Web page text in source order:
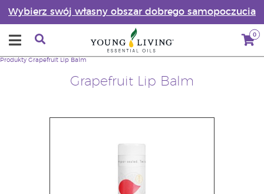
Wybierz swój własny obszar dobrego samopoczucia
0
Grapefruit Lip Balm
Produkty Grapefruit Lip Balm